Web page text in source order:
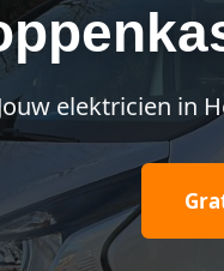
elektricien in